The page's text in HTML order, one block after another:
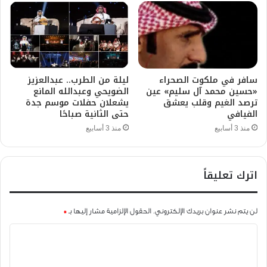
سافر في ملكوت الصحراء
«حسين محمد آل سليم» عين
ترصد الغيم وقلب يعشق
الفيافي
منذ 3 أسابيع
ليلة من الطرب.. عبدالعزيز
الضويحي وعبدالله المانع
يشعلان حفلات موسم جدة
حتى الثانية صباحًا
منذ 3 أسابيع
اترك تعليقاً
لن يتم نشر عنوان بريدك الإلكتروني. الحقول الإلزامية مشار إليها بـ*